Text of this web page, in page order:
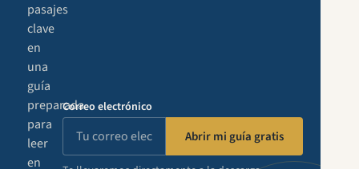
pasajes
clave
en
una
guía
preparada
para
leer
en
Correo electrónico
Abrir mi guía gratis